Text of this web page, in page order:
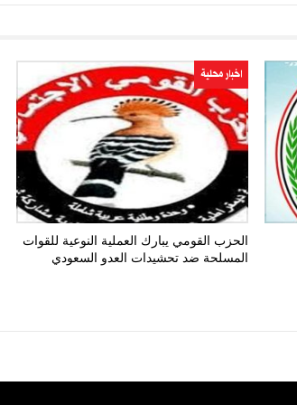
اخبار محلية
الحزب القومي يبارك العملية النوعية للقوات
المسلحة ضد تحشيدات العدو السعودي